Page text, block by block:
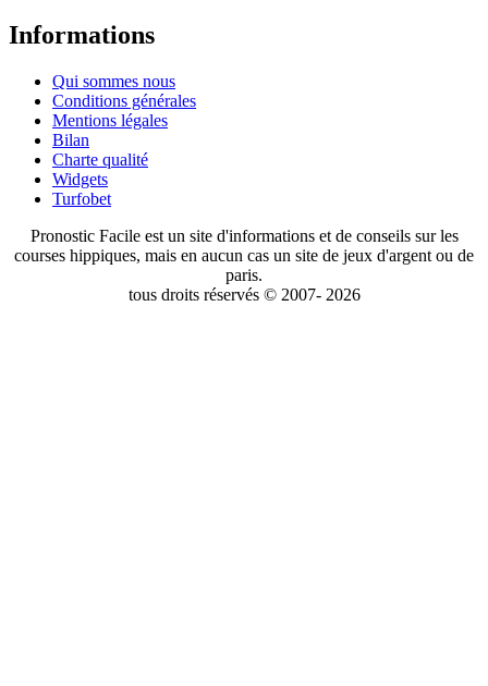
Informations
Qui sommes nous
Conditions générales
Mentions légales
Bilan
Charte qualité
Widgets
Turfobet
Pronostic Facile est un site d'informations et de conseils sur les
courses hippiques, mais en aucun cas un site de jeux d'argent ou de
paris.
tous droits réservés © 2007- 2026